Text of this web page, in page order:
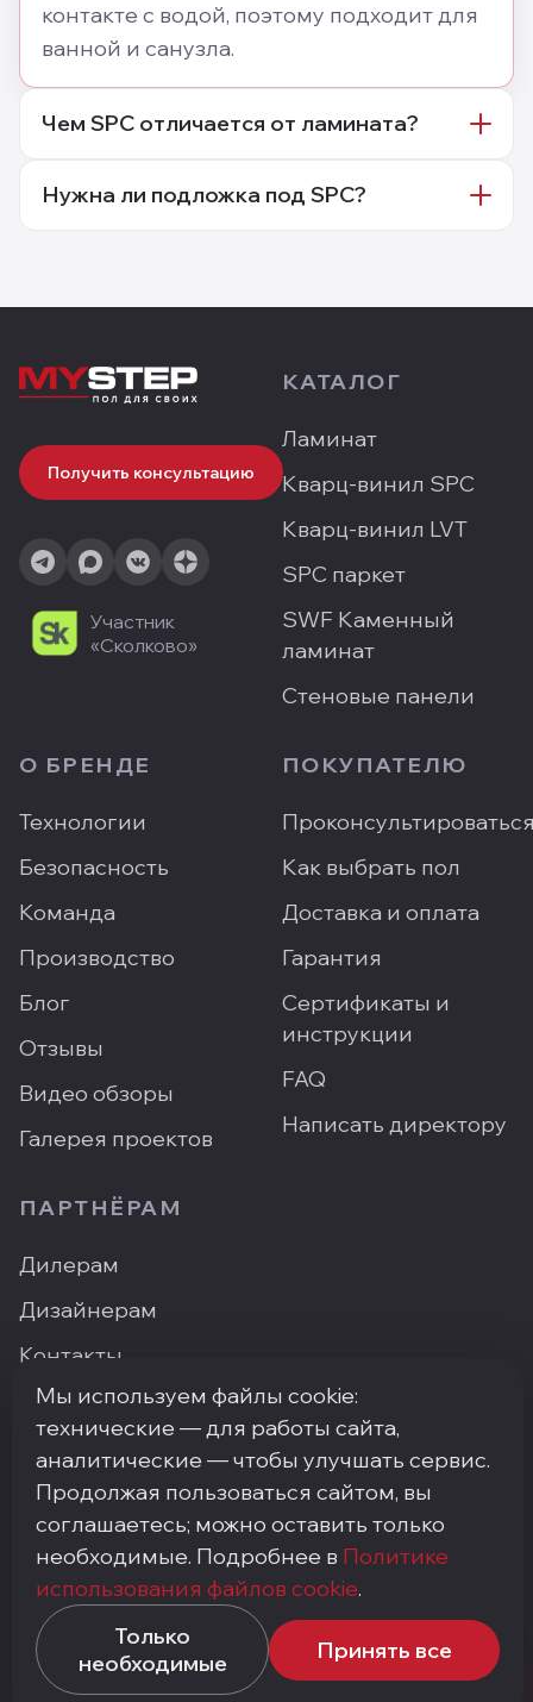
контакте с водой, поэтому подходит для
ванной и санузла.
Чем SPC отличается от ламината?
Нужна ли подложка под SPC?
Получить консультацию
Участник
«Сколково»
КАТАЛОГ
Ламинат
Кварц-винил SPC
Кварц-винил LVT
SPC паркет
SWF Каменный
ламинат
Стеновые панели
О БРЕНДЕ
Технологии
Безопасность
Команда
Производство
Блог
Отзывы
Видео обзоры
Галерея проектов
ПОКУПАТЕЛЮ
Как выбрать пол
Доставка и оплата
Гарантия
Сертификаты и
инструкции
FAQ
Написать директору
ПАРТНЁРАМ
Дилерам
Дизайнерам
Контакты
Где купить
ПН–ПТ: 9:00–18:00·Москва, ArtPlay, Нижняя
Сыромятническая, 10с3
+7 (495) 748-92-20 · info@my-step.ru
Политика конфиденциальности
Соглашение на обработку персональных данных
Политика использования файлов cookie
Мы используем файлы cookie:
технические — для работы сайта,
аналитические — чтобы улучшать сервис.
Продолжая пользоваться сайтом, вы
соглашаетесь; можно оставить только
необходимые. Подробнее в Политике
использования файлов cookie.
Только
необходимые
Принять все